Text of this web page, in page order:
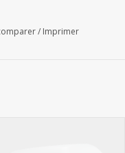
/ Imprimer